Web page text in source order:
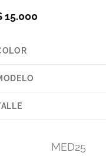
15.000
MED25